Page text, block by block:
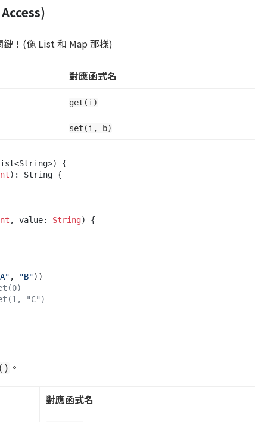
！(像 List 和 Map 那樣)
對應函式名
get(i)
set(i, b)
{
) : String {
, value: String)
{
, "B"))
"C")
。
對應函式名